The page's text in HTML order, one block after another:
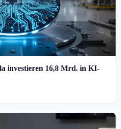
investieren 16,8 Mrd. in KI-